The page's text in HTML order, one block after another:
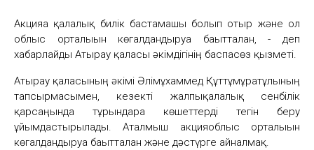
Акцияға қалалық билік бастамашы болып отыр және​ ол
облыс орталығын көгалдандыруға бағытталған, - деп
хабарлайды Атырау қаласы әкімдігінің​ баспасөз қызметі.
Атырау қаласының әкімі Әлімұхаммед Құттұмұратұлының
тапсырмасымен, кезекті жалпықалалық сенбілік
қарсаңында тұрғындарға көшеттерді тегін беру
ұйымдастырылады. Аталмыш​ акцияоблыс орталығын
көгалдандыруға бағытталған және дәстүрге айналмақ.